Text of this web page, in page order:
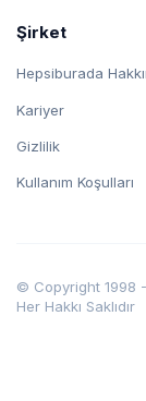
Şirket
Hepsiburada
Kariyer
Gizlilik
Kullanım Koşulları
© Copyright 1998
Her Hakkı Saklıdır